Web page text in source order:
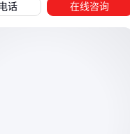
通过小批量试用来验证
才是长期使用成本的关
话 在线咨询